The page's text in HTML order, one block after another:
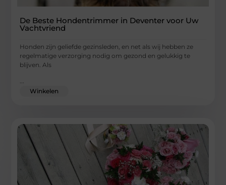
De Beste Hondentrimmer in Deventer voor Uw
Vachtvriend
Honden zijn geliefde gezinsleden, en net als wij hebben ze
regelmatige verzorging nodig om gezond en gelukkig te
blijven. Als
...
Winkelen